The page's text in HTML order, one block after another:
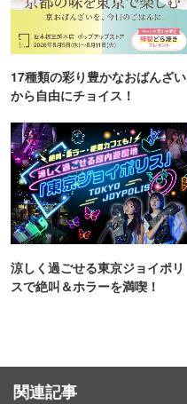
17種類の彩り豊かなおばんざい
から自由にチョイス！
涼しく過ごせる東京ジョイポリ
スで絶叫＆ホラーを満喫！
関連記事